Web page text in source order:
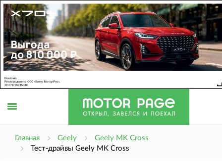
Главная Geely
Geely MK Cross
Тест-драйвы Geely MK Cross